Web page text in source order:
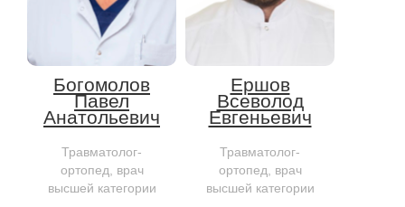
Богомолов
Павел
Анатольевич
Травматолог-
ортопед, врач
высшей категории
Ершов
Всеволод
Евгеньевич
Травматолог-
ортопед, врач
высшей категории